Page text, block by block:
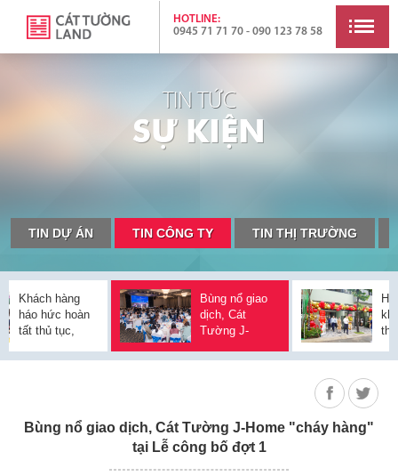
HOTLINE:
0945 71 71 70 - 090 123 78 58
TIN TỨC
SỰ K Ệ N
TIN DỰ ÁN TIN CÔNG TY TIN THỊ TRƯỜNG
thị
5 đô thị loại II của
Cần Thơ lộ diện
Thông qua
điều chỉnh
Quy hoạch
tỉnh Đồng Nai
thời kỳ 2021-
2030, tầm
nhìn đến năm
2050
Khách hàng
háo hức hoàn
tất thủ tục,
hữu Cát
Bùng nổ giao
dịch, Cát
Tường J-
hàng" tại Lễ
Bùng nổ giao dịch, Cát Tường J-Home "cháy hàng"
tại Lễ công bố đợt 1